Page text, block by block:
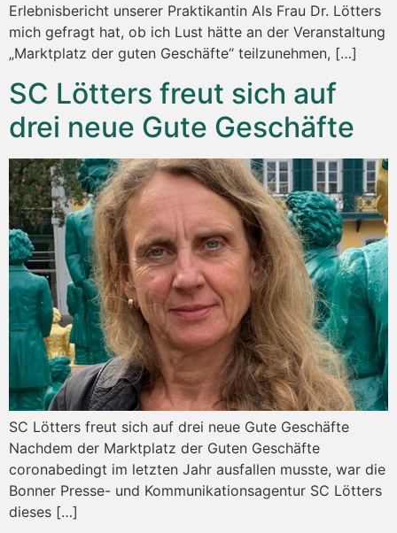
Erlebnisbericht unserer Praktikantin Als Frau Dr. Lötters
mich gefragt hat, ob ich Lust hätte an der Veranstaltung
„Marktplatz der guten Geschäfte“ teilzunehmen, […]
SC Lötters freut sich auf
drei neue Gute Geschäfte
SC Lötters freut sich auf drei neue Gute Geschäfte
Nachdem der Marktplatz der Guten Geschäfte
coronabedingt im letzten Jahr ausfallen musste, war die
Bonner Presse- und Kommunikationsagentur SC Lötters
dieses […]